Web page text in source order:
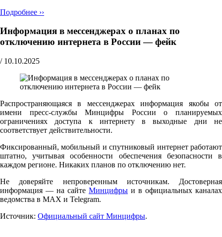
Подробнее ››
Информация в мессенджерах о планах по
отключению интернета в России — фейк
/ 10.10.2025
Распространяющаяся в мессенджерах информация якобы от
имени пресс-службы Минцифры России о планируемых
ограничениях доступа к интернету в выходные дни не
соответствует действительности.
Фиксированный, мобильный и спутниковый интернет работают
штатно, учитывая особенности обеспечения безопасности в
каждом регионе. Никаких планов по отключению нет.
Не доверяйте непроверенным источникам. Достоверная
информация — на сайте Минцифры и в официальных каналах
ведомства в MAX и Telegram.
Источник: Официальный сайт Минцифры.